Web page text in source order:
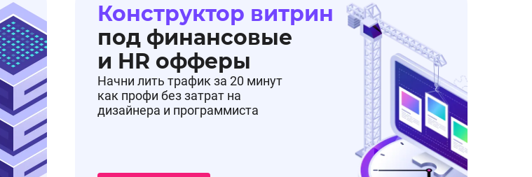
Конструктор витрин
под финансовые
и HR офферы
Начни лить трафик за 20 минут
как профи без затрат на
дизайнера и программиста